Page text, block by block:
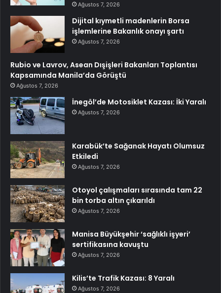
Ağustos 7, 2026
Dijital kıymetli madenlerin Borsa
işlemlerine Bakanlık onayı şartı
Ağustos 7, 2026
Rubio ve Lavrov, Asean Dışişleri Bakanları Toplantısı
Kapsamında Manila’da Görüştü
Ağustos 7, 2026
İnegöl’de Motosiklet Kazası: İki Yaralı
Ağustos 7, 2026
Karabük’te Sağanak Hayatı Olumsuz
Etkiledi
Ağustos 7, 2026
Otoyol çalışmaları sırasında tam 22
bin torba altın çıkarıldı
Ağustos 7, 2026
Manisa Büyükşehir ‘sağlıklı işyeri’
sertifikasına kavuştu
Ağustos 7, 2026
Kilis’te Trafik Kazası: 8 Yaralı
Ağustos 7, 2026